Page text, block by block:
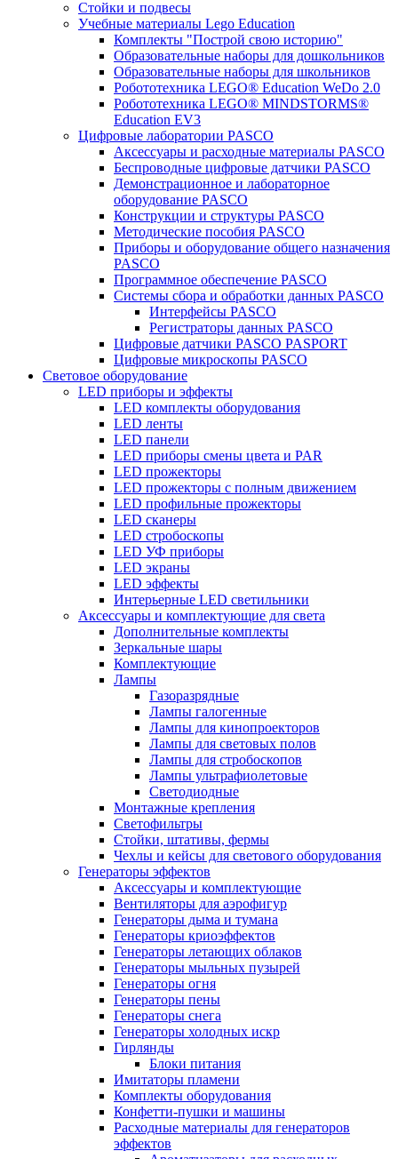
Стойки и подвесы
Учебные материалы Lego Education
Комплекты "Построй свою историю"
Образовательные наборы для дошкольников
Образовательные наборы для школьников
Робототехника LEGO® Education WeDo 2.0
Робототехника LEGO® MINDSTORMS®
Education EV3
Цифровые лаборатории PASCO
Аксессуары и расходные материалы PASCO
Беспроводные цифровые датчики PASCO
Демонстрационное и лабораторное
оборудование PASCO
Конструкции и структуры PASCO
Методические пособия PASCO
Приборы и оборудование общего назначения
PASCO
Программное обеспечение PASCO
Системы сбора и обработки данных PASCO
Интерфейсы PASCO
Регистраторы данных PASCO
Цифровые датчики PASCO PASPORT
Цифровые микроскопы PASCO
Световое оборудование
LED приборы и эффекты
LED комплекты оборудования
LED ленты
LED панели
LED приборы смены цвета и PAR
LED прожекторы
LED прожекторы с полным движением
LED профильные прожекторы
LED сканеры
LED стробоскопы
LED УФ приборы
LED экраны
LED эффекты
Интерьерные LED светильники
Аксессуары и комплектующие для света
Дополнительные комплекты
Зеркальные шары
Комплектующие
Лампы
Газоразрядные
Лампы галогенные
Лампы для кинопроекторов
Лампы для световых полов
Лампы для стробоскопов
Лампы ультрафиолетовые
Светодиодные
Монтажные крепления
Светофильтры
Стойки, штативы, фермы
Чехлы и кейсы для светового оборудования
Генераторы эффектов
Аксессуары и комплектующие
Вентиляторы для аэрофигур
Генераторы дыма и тумана
Генераторы криоэффектов
Генераторы летающих облаков
Генераторы мыльных пузырей
Генераторы огня
Генераторы пены
Генераторы снега
Генераторы холодных искр
Гирлянды
Блоки питания
Имитаторы пламени
Комплекты оборудования
Конфетти-пушки и машины
Расходные материалы для генераторов
эффектов